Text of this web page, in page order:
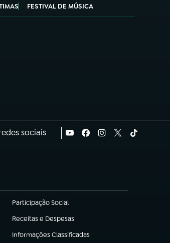
FESTIVAL DE MÚSICA
sociais
Participação Social
(abre em nova aba)
Receitas e Despesas
(abre em nova aba)
Informações Classificadas
(abre em nova aba)